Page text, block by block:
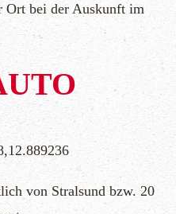
Ort bei der Auskunft im
von Stralsund bzw. 20